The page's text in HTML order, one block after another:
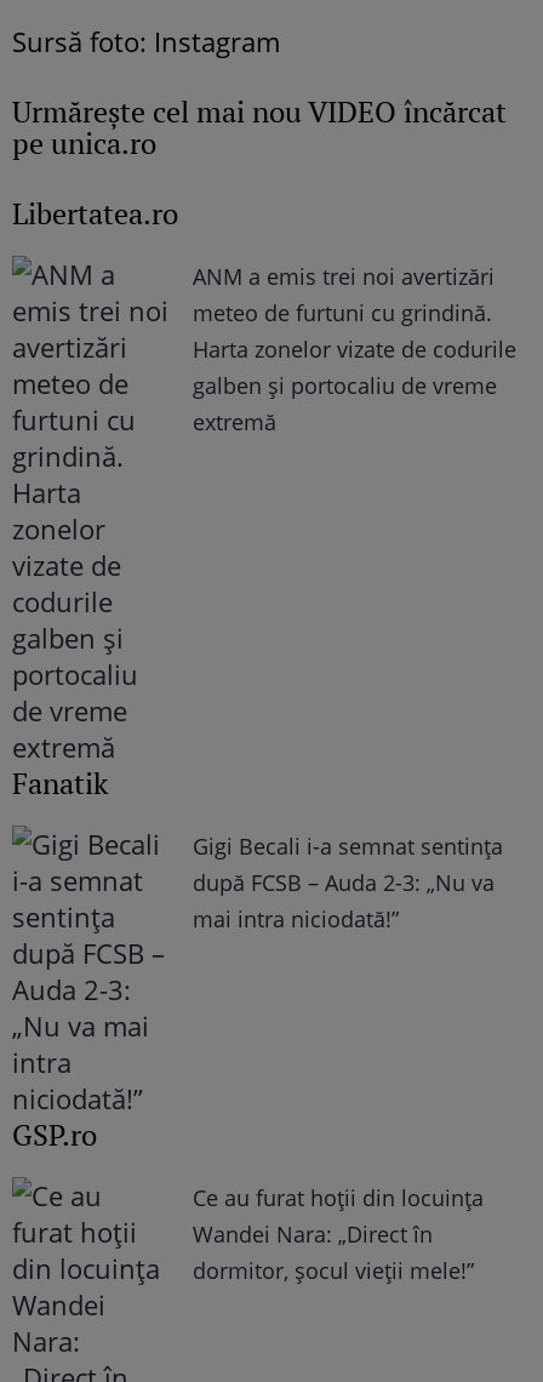
Sursă foto: Instagram
Urmăreşte cel mai nou VIDEO încărcat
pe unica.ro
Libertatea.ro
ANM a emis trei noi avertizări
meteo de furtuni cu grindină.
Harta zonelor vizate de codurile
galben și portocaliu de vreme
extremă
Fanatik
Gigi Becali i-a semnat sentința
după FCSB – Auda 2-3: „Nu va
mai intra niciodată!”
GSP.ro
Ce au furat hoții din locuința
Wandei Nara: „Direct în
dormitor, șocul vieții mele!”